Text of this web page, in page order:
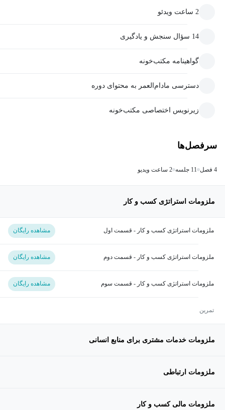
2 ساعت ویدئو
14 سؤال سنجش و یادگیری
گواهینامه مکتب‌خونه
دسترسی مادام‌العمر به محتوای دوره
زیرنویس اختصاصی مکتب‌خونه
سرفصل‌ها
4 فصل 11 جلسه 2 ساعت ویدیو
ملزومات استراتژی کسب و کار
ملزومات استراتژی کسب و کار - قسمت اول مشاهده رایگان
ملزومات استراتژی کسب و کار - قسمت دوم مشاهده رایگان
ملزومات استراتژی کسب و کار - قسمت سوم مشاهده رایگان
تمرین
ملزومات خدمات مشتری برای منابع انسانی
ملزومات ارتباطی
ملزومات مالی کسب و کار